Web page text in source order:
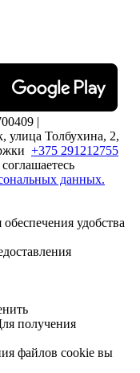
|
улица Толбухина, 2,
+375 291212755
данных.
удобства
получения
файлов cookie вы